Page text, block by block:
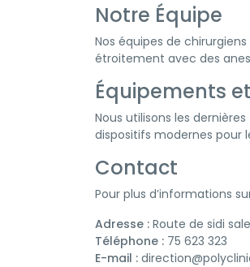
Notre Équipe
Nos équipes de
étroitement avec des
Équipements
Nous utilisons les
dispositifs modernes pour
Contact
Pour plus d’informations
Adresse :
Téléphone : 75 623 323
E-mail :